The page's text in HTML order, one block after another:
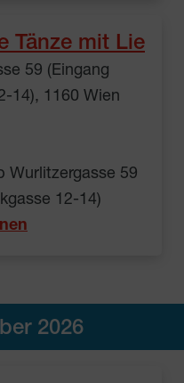
Tänze mit Lie
59 (Eingang
14), 1160 Wien
Wurlitzergasse 59
12-14)
2026